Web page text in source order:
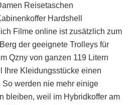
Reisetaschen
Hardshell
Filme online ist zusätzlich zum
der geeignete Trolleys für
Qzny von ganzen 119 Litern
Ihre Kleidungsstücke einen
werden nie mehr einige
bleiben, weil im Hybridkoffer am